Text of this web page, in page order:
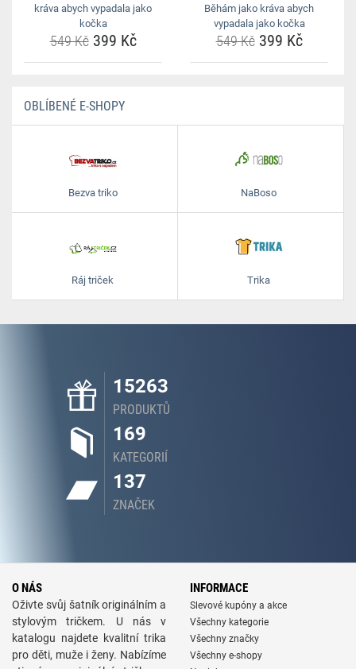
kráva abych vypadala jako
kočka
549 Kč399 Kč
Běhám jako kráva abych
vypadala jako kočka
549 Kč399 Kč
OBLÍBENÉ E-SHOPY
Bezva triko NaBoso
Ráj triček Trika
15263
PRODUKTŮ
169
KATEGORIÍ
137
ZNAČEK
O NÁS
Oživte svůj šatník originálním a
stylovým tričkem. U nás v
katalogu najdete kvalitní trika
pro děti, muže i ženy. Nabízíme
INFORMACE
Slevové kupóny a akce
Všechny kategorie
Všechny značky
Všechny e-shopy